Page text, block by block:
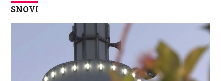
SNOVI